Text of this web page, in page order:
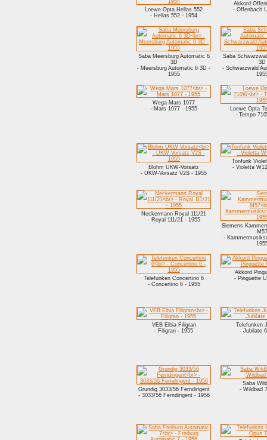
Loewe Opta Hellas 552
- Hellas 552 - 1954
Akkord
- Offenbach
Saba Meersburg Automatic 6
3D
- Meersburg Automatic 6 3D -
1955
Saba
3D
- Schwarzwald
Wega Mars 1077
- Mars 1077 - 1955
Loewe Opta
- Tempo
Blohm UKW-Vorsatz
- UKW-Vorsatz V2S - 1955
Tonfunk
- Violetta
Neckermann Royal 111/21
- Royal 111/21 - 1955
Siemens
M57
-
Telefunken Concertino 6
- Concertino 6 - 1955
Akkord
- Pinguette
VEB Elbia Filigran
- Filigran - 1955
Telefunken
- Jubilate
Grundig 3033/56 Ferndirigent
- 3033/56 Ferndirigent - 1956
Saba
- Wildbad